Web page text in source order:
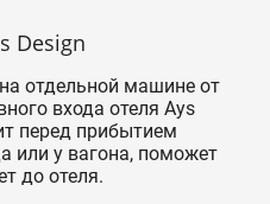
Design
отдельной машине от
входа отеля Ays
перед прибытием
или у вагона, поможет
до отеля.